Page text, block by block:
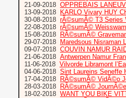
21-09-2018 OPPREBAIS
13-09-2018
KARLO Vivary HUY
30-08-2018 rÃ©sumÃ© T3 Series
22-08-2018 rÃ©sumÃ©
15-08-2018
RÃ©sumÃ©
29-07-2018
Maredsous Nisraman
09-07-2018 COUVIN NAMUR
21-06-2018 Antwerpen Namur
11-06-2018 Vilvorde Libramont
04-06-2018 Sint Laureins Seneffe
17-04-2018
RÃ©sumÃ© VidÃ©o
28-03-2018
RÃ©sumÃ©
18-02-2018 WANT YOU BIKE